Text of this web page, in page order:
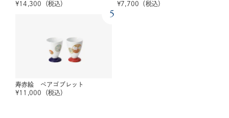
¥14,300 （税込）
¥7,700 （税込）
5
寿赤絵 ペアゴブレット
¥11,000 （税込）